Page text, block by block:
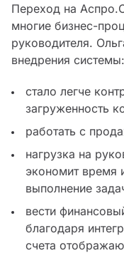
Переход на
многие бизнес-
руководителя.
внедрения системы:
стало легче
загруженность
работать с
нагрузка на
экономит время
выполнение
вести
благодаря
счета